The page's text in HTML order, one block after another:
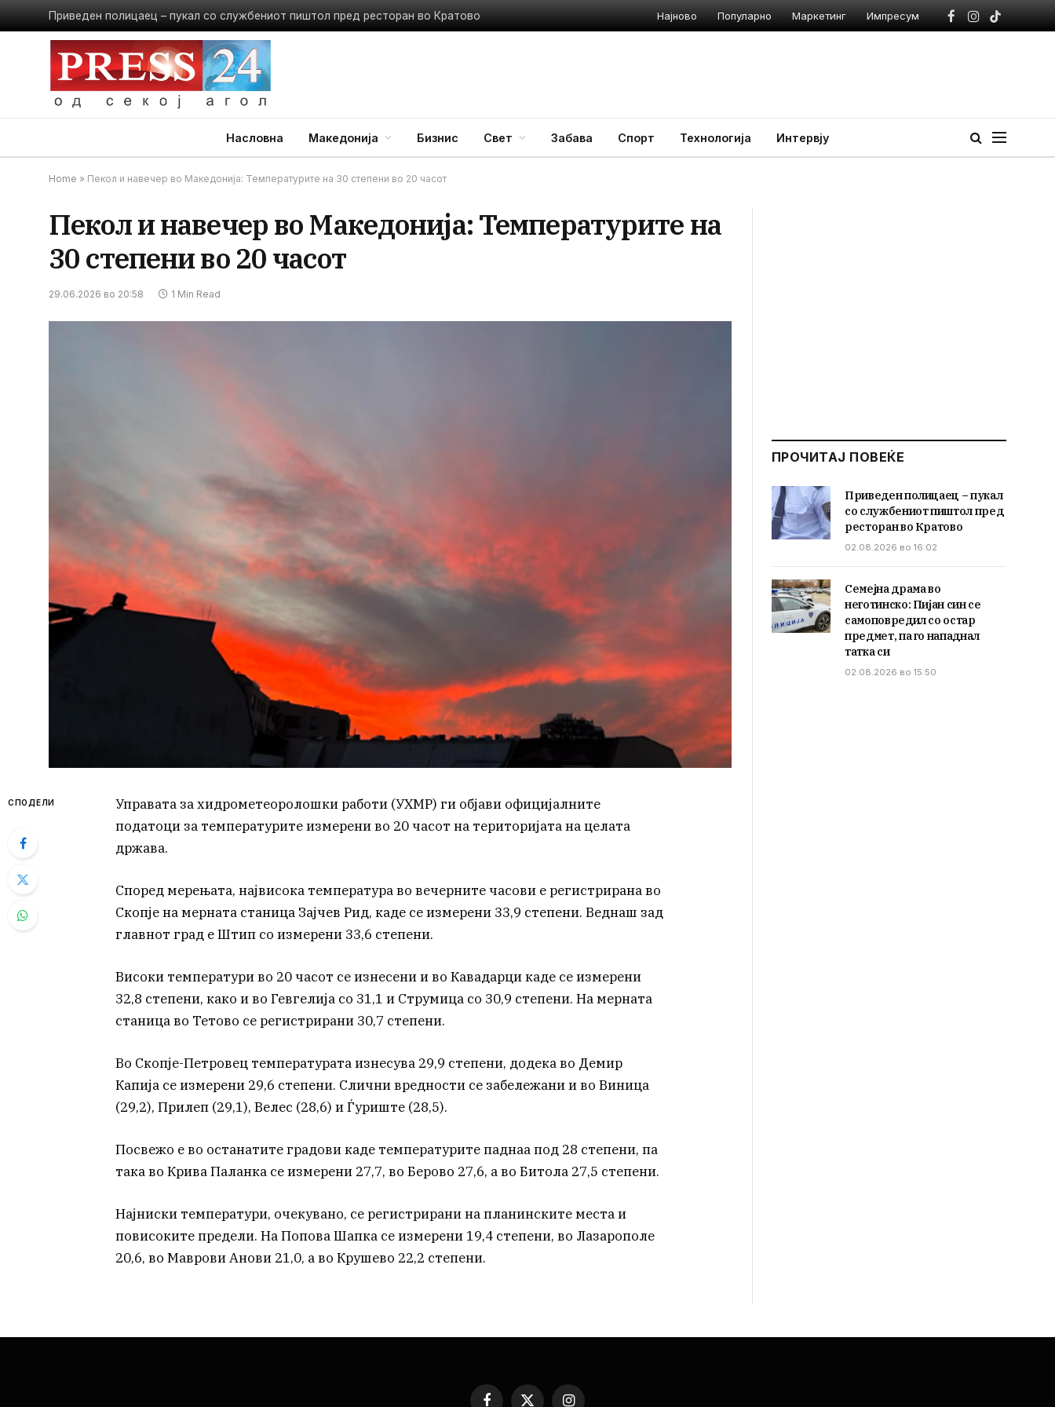
Приведен полицаец – пукал со службениот пиштол пред ресторан во Кратово Најново Популарно Маркетинг Импресум
Facebook
Instagram
TikTok
Насловна Македонија Бизнис Свет Забава Спорт Технологија Интервју
Home » Пекол и навечер во Македонија: Температурите на 30 степени во 20 часот
Пекол и навечер во Македонија: Температурите на
30 степени во 20 часот
29.06.2026 во 20:58 1 Min Read
СПОДЕЛИ
Управата за хидрометеоролошки работи (УХМР) ги објави официјалните
податоци за температурите измерени во 20 часот на територијата на целата
држава.
Според мерењата, највисока температура во вечерните часови е регистрирана во
Скопје на мерната станица Зајчев Рид, каде се измерени 33,9 степени. Веднаш зад
главнот град е Штип со измерени 33,6 степени.
Високи температури во 20 часот се изнесени и во Кавадарци каде се измерени
32,8 степени, како и во Гевгелија со 31,1 и Струмица со 30,9 степени. На мерната
станица во Тетово се регистрирани 30,7 степени.
Во Скопје-Петровец температурата изнесува 29,9 степени, додека во Демир
Капија се измерени 29,6 степени. Слични вредности се забележани и во Виница
(29,2), Прилеп (29,1), Велес (28,6) и Ѓуриште (28,5).
Посвежо е во останатите градови каде температурите паднаа под 28 степени, па
така во Крива Паланка се измерени 27,7, во Берово 27,6, а во Битола 27,5 степени.
Најниски температури, очекувано, се регистрирани на планинските места и
повисоките предели. На Попова Шапка се измерени 19,4 степени, во Лазарополе
20,6, во Маврови Анови 21,0, а во Крушево 22,2 степени.
ПРОЧИТАЈ ПОВЕЌЕ
Приведен полицаец – пукал
со службениот пиштол пред
ресторан во Кратово
02.08.2026 во 16:02
Семејна драма во
неготинско: Пијан син се
самоповредил со остар
предмет, па го нападнал
татка си
02.08.2026 во 15:50